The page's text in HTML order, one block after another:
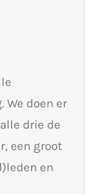
We doen er
drie de
een groot
en